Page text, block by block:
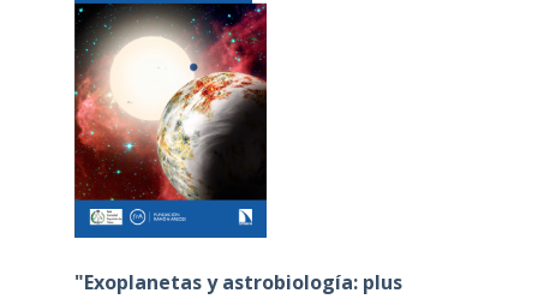
"Exoplanetas y astrobiología: plus